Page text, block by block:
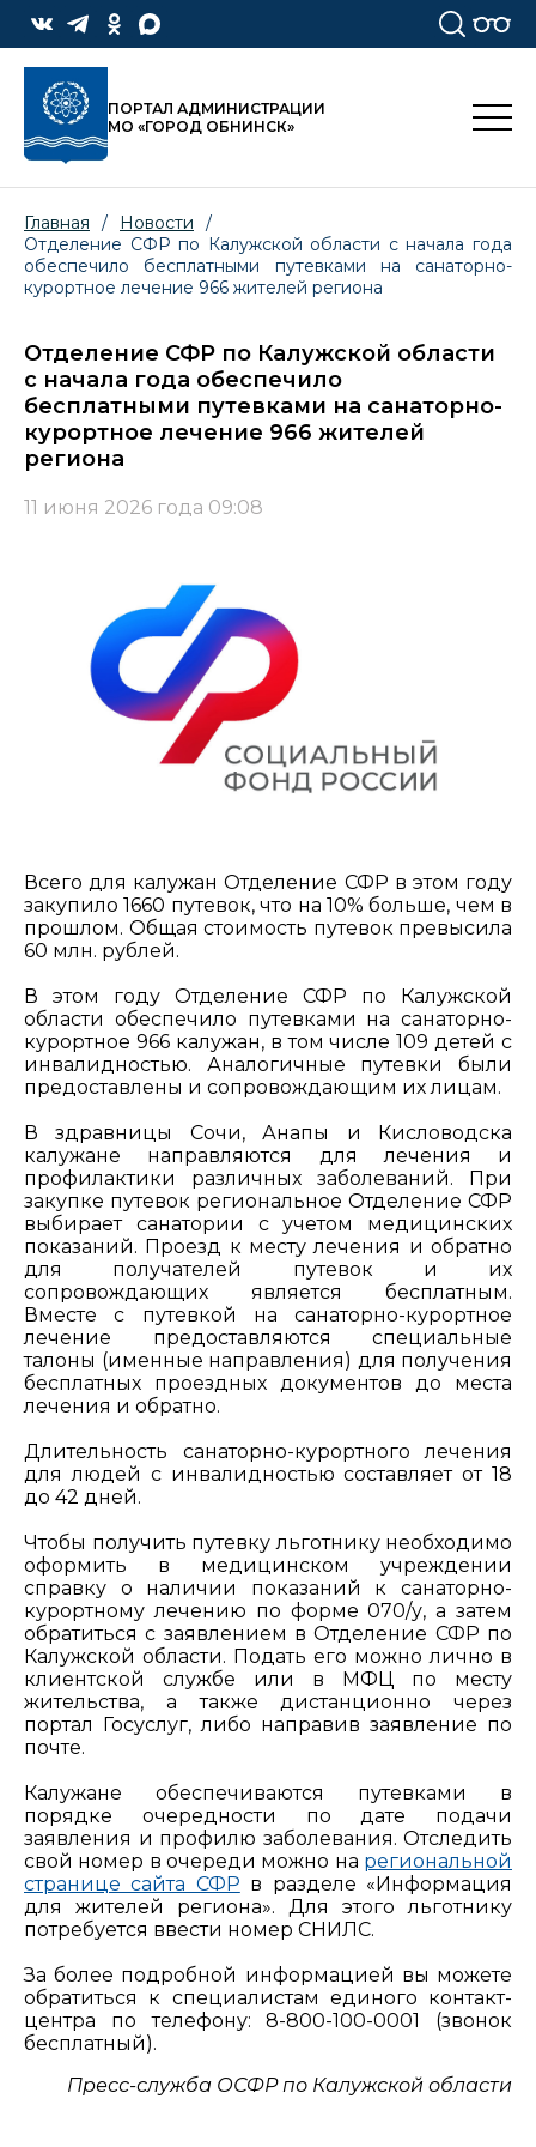
ПОРТАЛ АДМИНИСТРАЦИИ
МО «ГОРОД ОБНИНСК»
Главная / Новости
/
Отделение СФР по Калужской области с начала года
обеспечило бесплатными путевками на санаторно-
курортное лечение 966 жителей региона
Отделение СФР по Калужской области
с начала года обеспечило
бесплатными путевками на санаторно-
курортное лечение 966 жителей
региона
11 июня 2026 года 09:08
Всего для калужан Отделение СФР в этом году
закупило 1660 путевок, что на 10% больше, чем в
прошлом. Общая стоимость путевок превысила
60 млн. рублей.
В этом году Отделение СФР по Калужской
области обеспечило путевками на санаторно-
курортное 966 калужан, в том числе 109 детей с
инвалидностью. Аналогичные путевки были
предоставлены и сопровождающим их лицам.
В здравницы Сочи, Анапы и Кисловодска
калужане направляются для лечения и
профилактики различных заболеваний. При
закупке путевок региональное Отделение СФР
выбирает санатории с учетом медицинских
показаний. Проезд к месту лечения и обратно
для получателей путевок и их
сопровождающих является бесплатным.
Вместе с путевкой на санаторно-курортное
лечение предоставляются специальные
талоны (именные направления) для получения
бесплатных проездных документов до места
лечения и обратно.
Длительность санаторно-курортного лечения
для людей с инвалидностью составляет от 18
до 42 дней.
Чтобы получить путевку льготнику необходимо
оформить в медицинском учреждении
справку о наличии показаний к санаторно-
курортному лечению по форме 070/у, а затем
обратиться с заявлением в Отделение СФР по
Калужской области. Подать его можно лично в
клиентской службе или в МФЦ по месту
жительства, а также дистанционно через
портал Госуслуг, либо направив заявление по
почте.
Калужане обеспечиваются путевками в
порядке очередности по дате подачи
заявления и профилю заболевания. Отследить
свой номер в очереди можно на региональной
странице сайта СФР в разделе «Информация
для жителей региона». Для этого льготнику
потребуется ввести номер СНИЛС.
За более подробной информацией вы можете
обратиться к специалистам единого контакт-
центра по телефону: 8-800-100-0001 (звонок
бесплатный).
Пресс-служба ОСФР по Калужской области